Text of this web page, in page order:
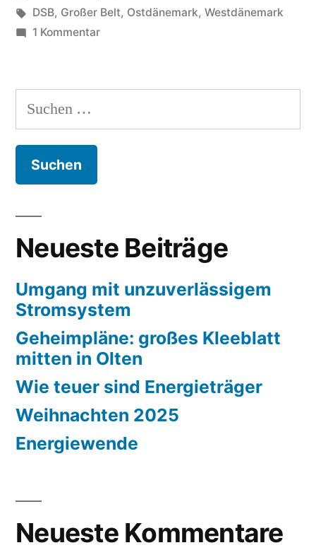
unter
Schlagwörter:
DSB, Großer Belt, Ostdänemark, Westdänemark
1 Kommentarzu
die
Suchen
nach:
Neueste Beiträge
Umgang mit unzuverlässigem
Stromsystem
Geheimpläne: großes Kleeblatt
mitten in Olten
Wie teuer sind Energieträger
Weihnachten 2025
Energiewende
Neueste Kommentare